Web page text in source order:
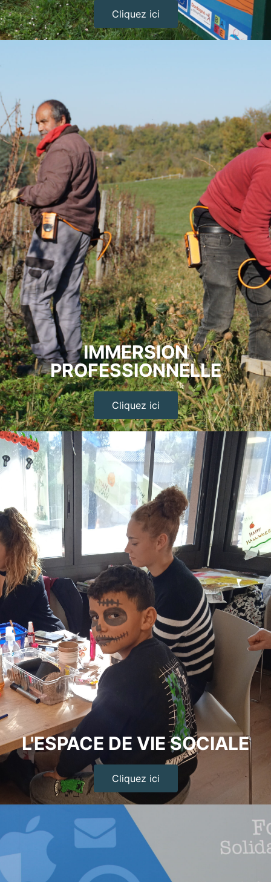
Cliquez ici
IMMERSION
PROFESSIONNELLE
Cliquez ici
L'ESPACE DE VIE SOCIALE
Cliquez ici